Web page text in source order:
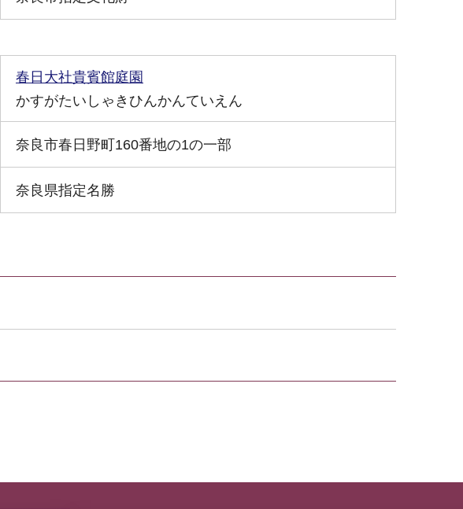
春日大社貴賓館庭園
かすがたいしゃきひんかんていえん
奈良市春日野町160番地の1の一部
奈良県指定名勝